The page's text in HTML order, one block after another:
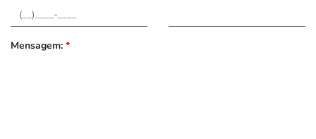
Mensagem: *